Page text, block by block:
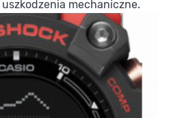
mechaniczne.